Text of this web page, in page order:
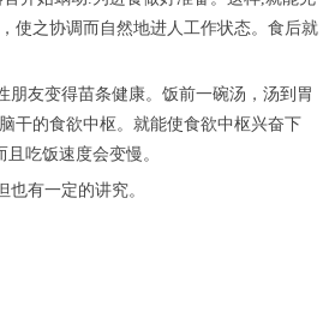
使之协调而自然地进人工作状态。食后就
友变得苗条健康。饭前一碗汤，汤到胃
干的食欲中枢。就能使食欲中枢兴奋下
吃饭速度会变慢。
有一定的讲究。